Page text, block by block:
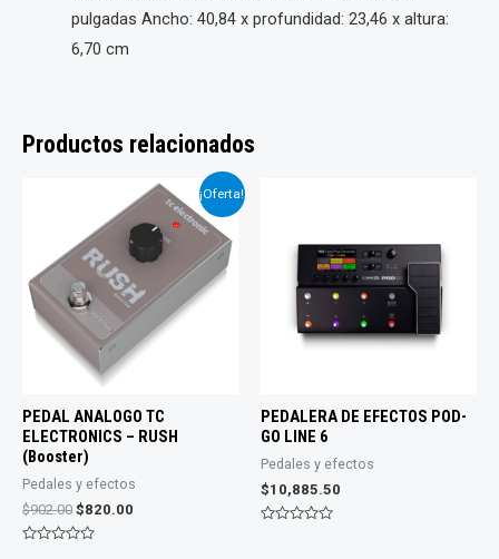
pulgadas Ancho: 40,84 x profundidad: 23,46 x altura:
6,70 cm
Productos relacionados
¡Oferta!
PEDAL ANALOGO TC
ELECTRONICS – RUSH
(Booster)
Pedales y efectos
$902.00 El
precio
$820.00
PEDALERA DE EFECTOS POD-
GO LINE 6
Pedales y efectos
$10,885.50